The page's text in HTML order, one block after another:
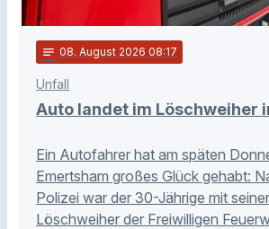
notes 08. August 2026 08:17
Unfall
Auto landet im Löschweiher
Ein Autofahrer hat am späten
Emertsham großes Glück gehabt:
Polizei war der 30-Jährige mit
Löschweiher der Freiwilligen